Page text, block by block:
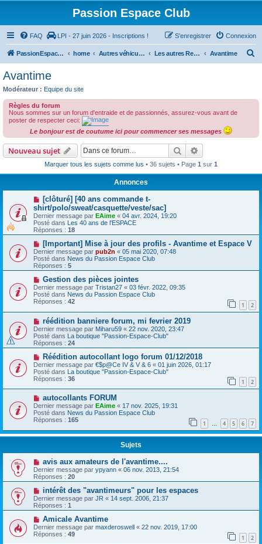
Passion Espace Club
FAQ LPI - 27 juin 2026 - Inscriptions ! Connexion
S’enregistrer
PassionEspaceClub home Autres véhicules Les autres Renault ... et pas que les Renault Avantime
c
Avantime
Modérateur : Equipe du site
Règles du forum
Nous sommes sur un forum d'entraide et de passionnés, assurez-vous avant de
poster de respecter ceci:
Le bonjour est de coutume ici pour commencer ses messages
Nouveau sujet Rechercher
Marquer tous les sujets comme lus • 36 sujets • Page 1 sur 1
Annonces
[clôturé] [40 ans commande t-
shirt/polo/sweat/casquette/veste/sac]
Dernier message par EAime « 04 avr. 2024, 19:20
Posté dans Les 40 ans de l'ESPACE
Réponses : 18
[Important] Mise à jour des profils - Avantime et Espace V
Dernier message par pub2n « 05 mai 2020, 07:48
Posté dans News du Passion Espace Club
Réponses : 5
Gestion des pièces jointes
Dernier message par Tristan27 « 03 févr. 2022, 09:35
Posté dans News du Passion Espace Club
Réponses : 42 1 2
réédition banniere forum, mi fevrier 2019
Dernier message par Miharu59 « 22 nov. 2020, 23:47
Posté dans La boutique "Passion-Espace-Club"
Réponses : 24
Réédition autocollant logo forum 01/12/2018
Dernier message par €$p@Ce IV & V & 6 « 01 juin 2026, 01:17
Posté dans La boutique "Passion-Espace-Club"
Réponses : 36 1 2
autocollants FORUM
Dernier message par EAime « 17 nov. 2025, 19:31
Posté dans News du Passion Espace Club
Réponses : 165 1 … 4 5 6 7
Sujets
avis aux amateurs de l'avantime....
Dernier message par ypyann « 06 nov. 2013, 21:54
Réponses : 20
intérêt des "avantimeurs" pour les espaces
Dernier message par JR « 14 sept. 2006, 21:37
Réponses : 1
Amicale Avantime
Dernier message par maxderoswell « 22 nov. 2019, 17:00
Réponses : 49 1 2